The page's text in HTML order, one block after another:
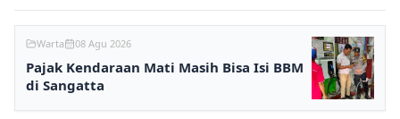
Warta 08 Agu 2026
Pajak Kendaraan Mati Masih Bisa Isi BBM
di Sangatta